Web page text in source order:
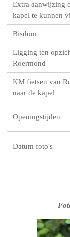
Extra aanwijzing
kapel te kunnen
Bisdom
Ligging ten
Roermond
KM fietsen van
naar de kapel
Openingstijden
Datum foto's